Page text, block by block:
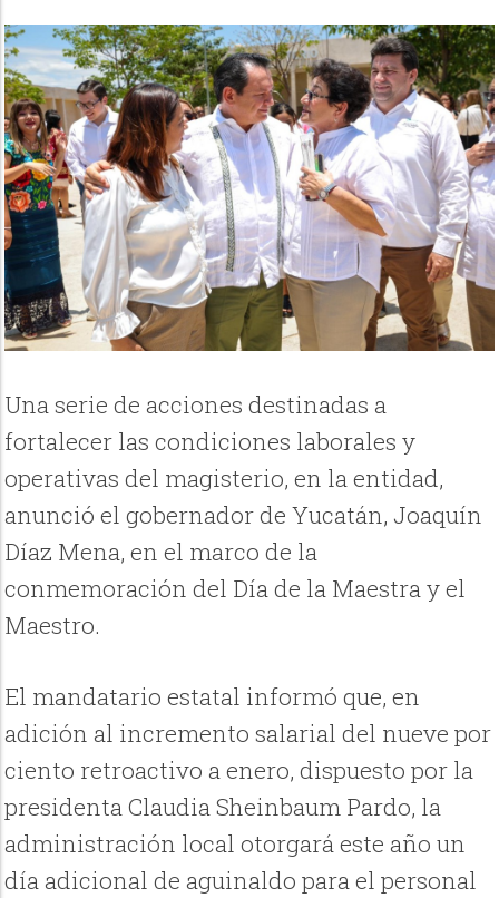
Una serie de acciones destinadas a
fortalecer las condiciones laborales y
operativas del magisterio, en la entidad,
anunció el gobernador de Yucatán, Joaquín
Díaz Mena, en el marco de la
conmemoración del Día de la Maestra y el
Maestro.
El mandatario estatal informó que, en
adición al incremento salarial del nueve por
ciento retroactivo a enero, dispuesto por la
presidenta Claudia Sheinbaum Pardo, la
administración local otorgará este año un
día adicional de aguinaldo para el personal